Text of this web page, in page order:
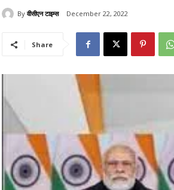
By वीसीएन टाइम्स December 22, 2022
Share